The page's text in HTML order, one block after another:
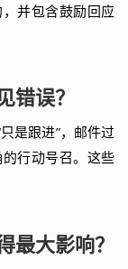
并包含鼓励回应
错误？
是跟进”，邮件过
行动号召。这些
最大影响？